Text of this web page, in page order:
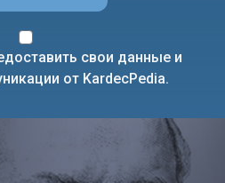
свои данные и
от KardecPedia.